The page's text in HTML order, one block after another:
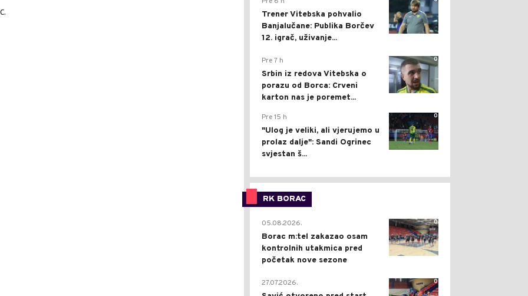
Trener Vitebska pohvalio
Banjalučane: Publika Borčev
12. igrač, uživanje...
0
Pre 7 h
Srbin iz redova Vitebska o
porazu od Borca: Crveni
karton nas je poremet...
0
Pre 15 h
"Ulog je veliki, ali vjerujemo u
prolaz dalje": Sandi Ogrinec
svjestan š...
RK BORAC
0
05.08.2026.
Borac m:tel zakazao osam
kontrolnih utakmica pred
početak nove sezone
0
27.07.2026.